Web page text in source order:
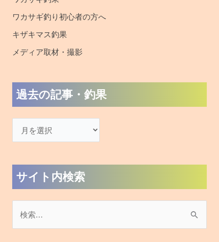
ワカサギ釣り初心者の方へ
キザキマス釣果
メディア取材・撮影
過去の記事・釣果
サイト内検索